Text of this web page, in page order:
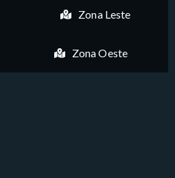
Zona Leste
Zona Oeste